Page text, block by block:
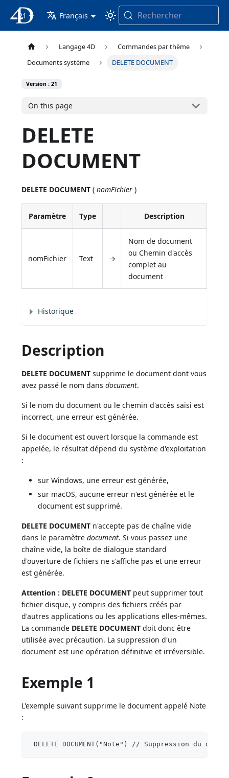
4D Documentation
21 Français Rechercher
Langage 4D
Commandes par thème
Documents système
DELETE DOCUMENT
Version : 21
On this page
DELETE
DOCUMENT
DELETE DOCUMENT (nomFichier )
Paramètre Type Description
nomFichier Text →
Nom de document
ou Chemin d'accès
complet au
document
Historique
Description
DELETE DOCUMENT supprime le document dont vous
avez passé le nom dansdocument.
Si le nom du document ou le chemin d'accès saisi est
incorrect, une erreur est générée.
Si le document est ouvert lorsque la commande est
appelée, le résultat dépend du système d'exploitation
:
sur Windows, une erreur est générée,
sur macOS, aucune erreur n'est générée et le
document est supprimé.
DELETE DOCUMENT n'accepte pas de chaîne vide
dans le paramètredocument. Si vous passez une
chaîne vide, la boîte de dialogue standard
d'ouverture de fichiers ne s'affiche pas et une erreur
est générée.
Attention : DELETE DOCUMENT peut supprimer tout
fichier disque, y compris des fichiers créés par
d'autres applications ou les applications elles-mêmes.
La commande DELETE DOCUMENT doit donc être
utilisée avec précaution. La suppression d'un
document est une opération définitive et irréversible.
Exemple 1
L'exemple suivant supprime le document appelé Note
:
DELETE DOCUMENT("Note") // Suppression du